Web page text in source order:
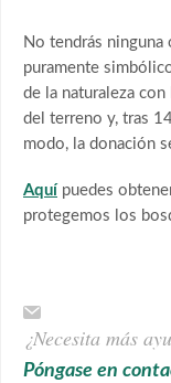
No tendrás ninguna
puramente
de la naturaleza
del terreno y, tras
modo, la donación
Aquí puedes
protegemos los
¿Necesita más
Póngase en